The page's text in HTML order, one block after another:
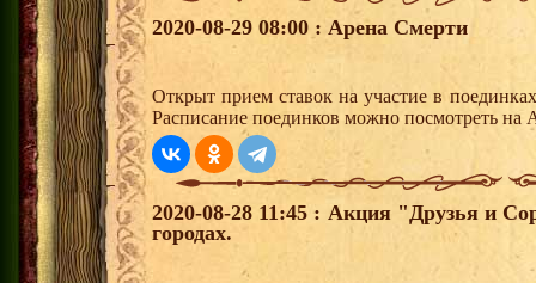
2020-08-29 08:00 : Арена Смерти
Открыт прием ставок на участие в
Расписание поединков можно посмотреть на
2020-08-28 11:45 : Акция "Друзья и
городах.